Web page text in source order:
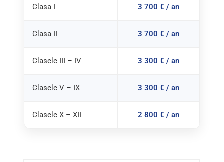
Clasa I 3 700 € / an
Clasa II 3 700 € / an
Clasele III – IV 3 300 € / an
Clasele V – IX 3 300 € / an
Clasele X – XII 2 800 € / an